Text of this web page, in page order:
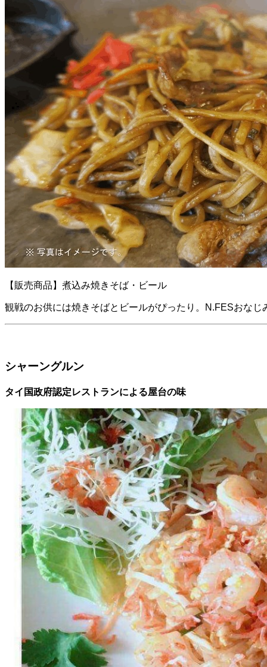
【販売商品】煮込み焼きそば・ビール
観戦のお供には焼きそばとビールがぴったり。N.FESおな
シャーングルン
タイ国政府認定レストランによる屋台の味